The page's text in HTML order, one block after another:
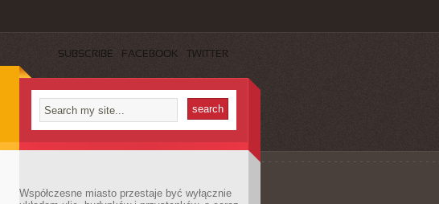
SUBSCRIBE FACEBOOK TWITTER
Współczesne miasto przestaje być wyłącznie